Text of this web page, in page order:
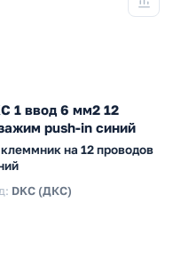
1 ввод 6 мм2 12
push-in синий
на 12 проводов
DKC (ДКС)